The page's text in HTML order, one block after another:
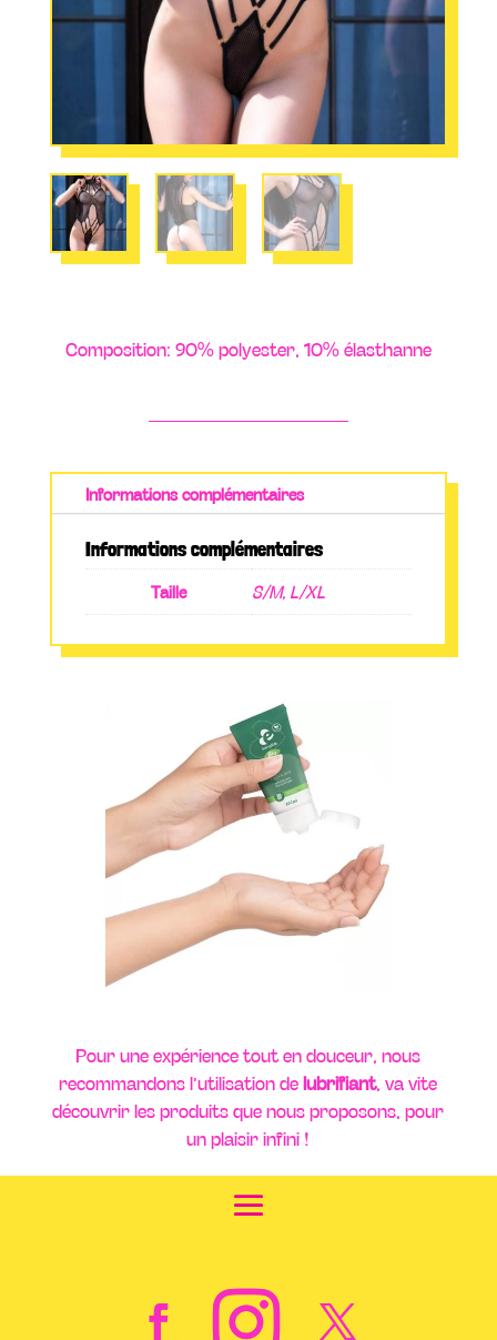
Composition: 90% polyester, 10% élasthanne
Informations complémentaires
Informations complémentaires
Taille S/M, L/XL
Pour une expérience tout en douceur, nous
recommandons l’utilisation delubrifiant, va vite
découvrir les produits que nous proposons, pour
un plaisir infini !